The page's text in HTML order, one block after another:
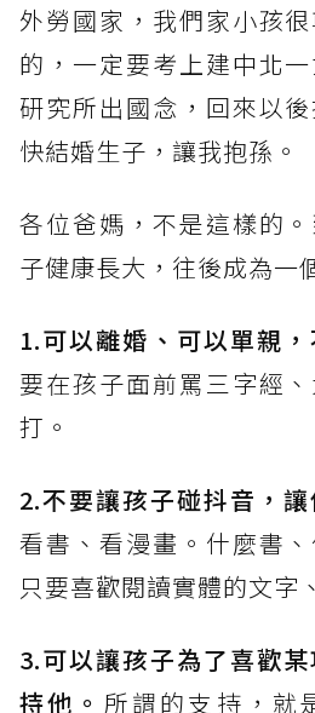
外勞國家，我們家小孩
的，一定要考上建中北
研究所出國念，回來以
快結婚生子，讓我抱孫。
各位爸媽，不是這樣的
子健康長大，往後成為一
1.可以離婚、可以單親
要在孩子面前罵三字經
打。
2.不要讓孩子碰抖音，
看書、看漫畫。什麼書
只要喜歡閱讀實體的文字
3.可以讓孩子為了喜歡
持他。 所謂的支持，就